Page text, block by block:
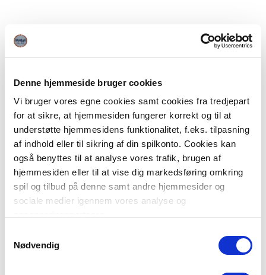
Denne hjemmeside bruger cookies
Vi bruger vores egne cookies samt cookies fra tredjepart
for at sikre, at hjemmesiden fungerer korrekt og til at
understøtte hjemmesidens funktionalitet, f.eks. tilpasning
af indhold eller til sikring af din spilkonto. Cookies kan
også benyttes til at analyse vores trafik, brugen af
hjemmesiden eller til at vise dig markedsføring omkring
spil og tilbud på denne samt andre hjemmesider og
sociale medier igennem vores analyse og
Du kan læse mere om vores brug af cookies under
"Detaljer" eller ved at klikke videre til vores Cookiepolitik,
Nødvendig